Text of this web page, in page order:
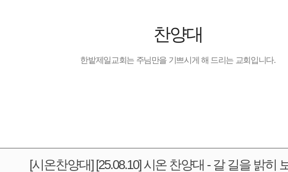
찬양대
한밭제일교회는 주님만을 기쁘시게 해 드리는 교회입니다.
[시온찬양대] [25.08.10] 시온 찬양대 - 갈 길을 밝히